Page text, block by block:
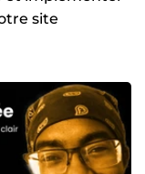
site